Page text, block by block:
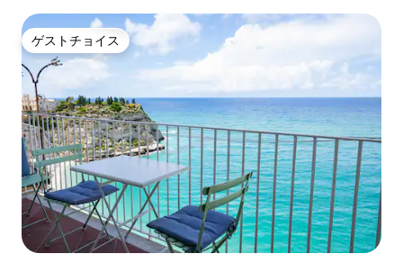
ゲストチョイス
ゲストチョイス